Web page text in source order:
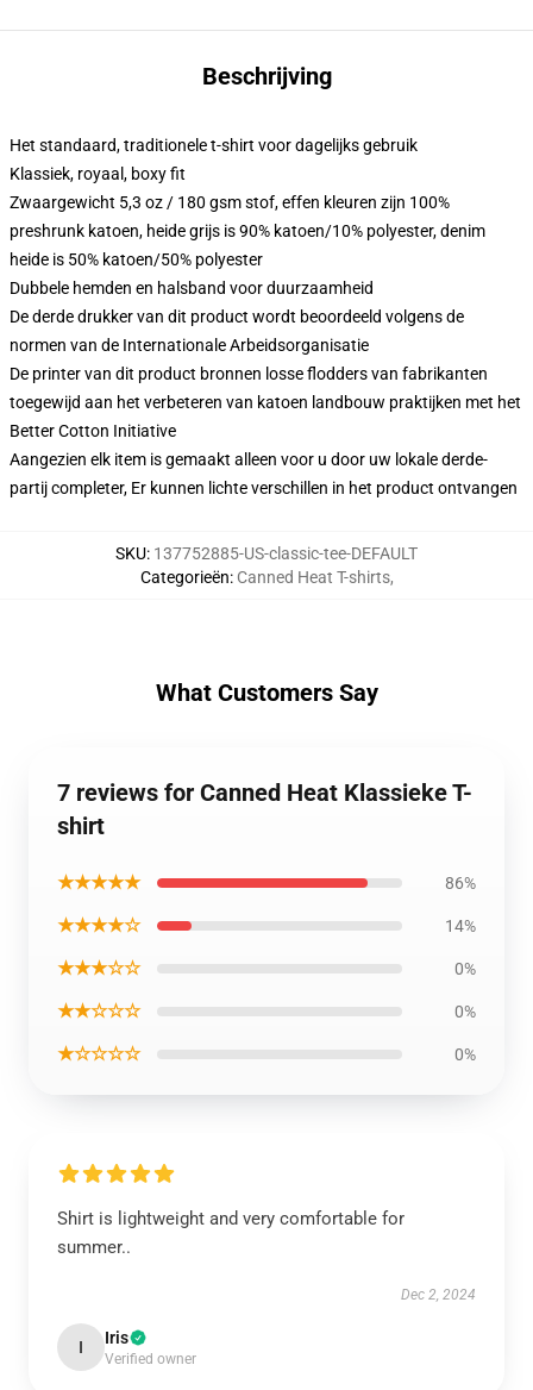
Beschrijving
Het standaard, traditionele t-shirt voor dagelijks gebruik
Klassiek, royaal, boxy fit
Zwaargewicht 5,3 oz / 180 gsm stof, effen kleuren zijn 100%
preshrunk katoen, heide grijs is 90% katoen/10% polyester, denim
heide is 50% katoen/50% polyester
Dubbele hemden en halsband voor duurzaamheid
De derde drukker van dit product wordt beoordeeld volgens de
normen van de Internationale Arbeidsorganisatie
De printer van dit product bronnen losse flodders van fabrikanten
toegewijd aan het verbeteren van katoen landbouw praktijken met het
Better Cotton Initiative
Aangezien elk item is gemaakt alleen voor u door uw lokale derde-
partij completer, Er kunnen lichte verschillen in het product ontvangen
SKU: 137752885-US-classic-tee-DEFAULT
Categorieën: Canned Heat T-shirts,
What Customers Say
7 reviews for Canned Heat Klassieke T-
shirt
★★★★★ 86%
★★★★☆ 14%
★★★☆☆ 0%
★★☆☆☆ 0%
★☆☆☆☆ 0%
Shirt is lightweight and very comfortable for
summer..
Dec 2, 2024
I Iris
Verified owner